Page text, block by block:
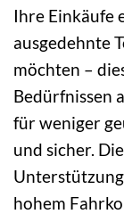
Ihre Einkäufe
ausgedehnte
möchten –
Bedürfnissen
für weniger
und sicher.
hohem